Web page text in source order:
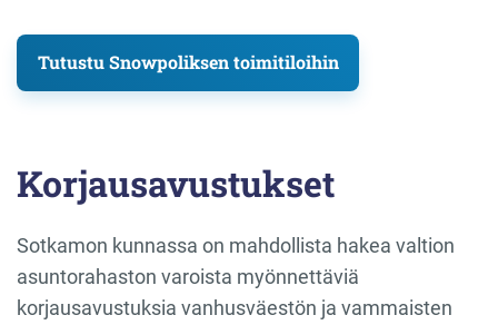
Tutustu Snowpoliksen toimitiloihin
Korjausavustukset
Sotkamon kunnassa on mahdollista hakea valtion
asuntorahaston varoista myönnettäviä
korjausavustuksia vanhusväestön ja vammaisten